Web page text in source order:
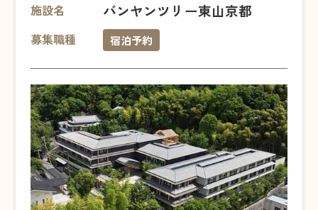
施設名
バンヤンツリー東山京都
募集職種 宿泊予約